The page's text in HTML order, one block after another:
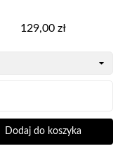
Cena
129,00 zł
Dodaj do koszyka